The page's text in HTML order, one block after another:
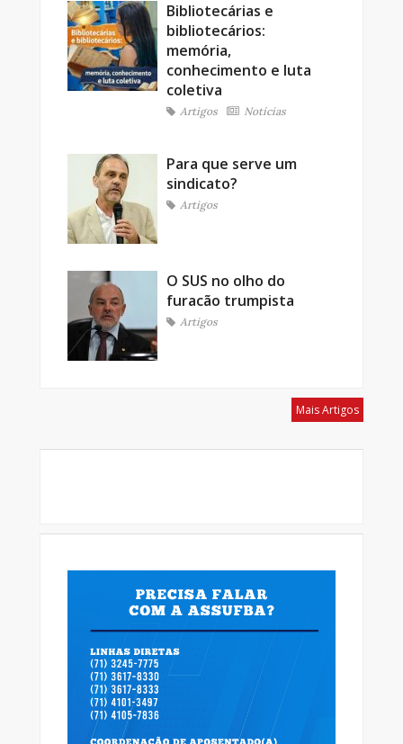
Bibliotecárias e
bibliotecários:
memória,
conhecimento e luta
coletiva
Artigos Notícias
Para que serve um
sindicato?
Artigos
O SUS no olho do
furacão trumpista
Artigos
Mais Artigos